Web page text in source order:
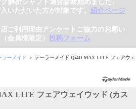
解析シャフト適合診断始めました。
いただいた方が対象です。 紹介ページ
ご利用理由アンケートご協力のお願い
会員様限定） 投稿フォーム
ラーメイド ＞ テーラーメイド Qi4D MAX LITE フェアウェ
LITE フェアウェイウッド (カス